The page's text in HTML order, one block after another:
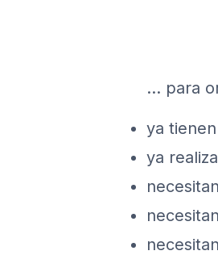
... para
ya
ya